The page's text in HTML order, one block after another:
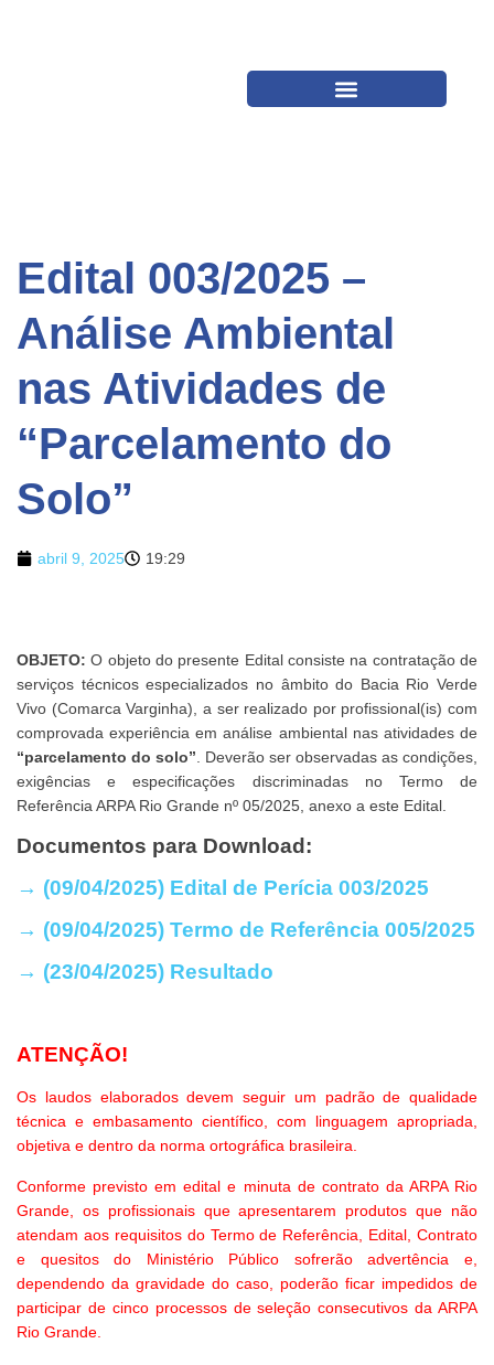
Edital 003/2025 –
Análise Ambiental
nas Atividades de
“Parcelamento do
Solo”
abril 9, 2025 19:29
OBJETO: O objeto do presente Edital consiste na contratação de
serviços técnicos especializados no âmbito do Bacia Rio Verde
Vivo (Comarca Varginha), a ser realizado por profissional(is) com
comprovada experiência em análise ambiental nas atividades de
“parcelamento do solo” . Deverão ser observadas as condições,
exigências e especificações discriminadas no Termo de
Referência ARPA Rio Grande nº 05/2025, anexo a este Edital.
Documentos para Download:
→ (09/04/2025) Edital de Perícia 003/2025
→ (09/04/2025) Termo de Referência 005/2025
→ (23/04/2025) Resultado
ATENÇÃO!
Os laudos elaborados devem seguir um padrão de qualidade
técnica e embasamento científico, com linguagem apropriada,
objetiva e dentro da norma ortográfica brasileira.
Conforme previsto em edital e minuta de contrato da ARPA Rio
Grande, os profissionais que apresentarem produtos que não
atendam aos requisitos do Termo de Referência, Edital, Contrato
e quesitos do Ministério Público sofrerão advertência e,
dependendo da gravidade do caso, poderão ficar impedidos de
participar de cinco processos de seleção consecutivos da ARPA
Rio Grande.